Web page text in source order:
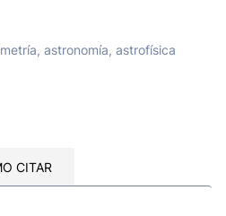
astronomía, astrofísica
CITAR